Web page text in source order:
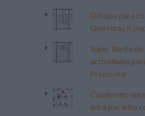
Dibujos para
Guerreras K
Súper librito de
actividades
Preescolar
Cuadernito
letra por letra